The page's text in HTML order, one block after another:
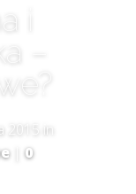
i
–
2015 in
|0